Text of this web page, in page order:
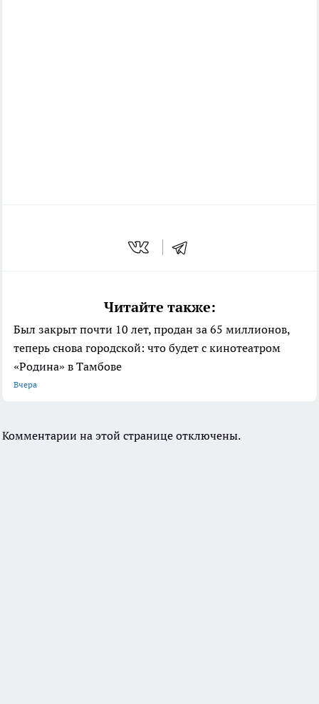
Читайте также:
Был закрыт почти 10 лет, продан за 65 миллионов,
теперь снова городской: что будет с кинотеатром
«Родина» в Тамбове
Вчера
Комментарии на этой странице отключены.